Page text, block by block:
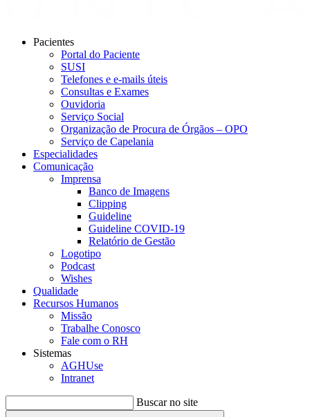
Pacientes
Portal do Paciente
SUSI
Telefones e e-mails úteis
Consultas e Exames
Ouvidoria
Serviço Social
Organização de Procura de Órgãos – OPO
Serviço de Capelania
Especialidades
Comunicação
Imprensa
Banco de Imagens
Clipping
Guideline
Guideline COVID-19
Relatório de Gestão
Logotipo
Podcast
Wishes
Qualidade
Recursos Humanos
Missão
Trabalhe Conosco
Fale com o RH
Sistemas
AGHUse
Intranet
Buscar no site